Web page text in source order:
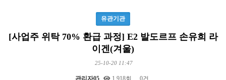
유관기관
[사업주 위탁 70% 환급 과정] E2 발도르프 손유희 라
이겐(겨울)
25-10-20 11:47
관리자05 1,918회 0건